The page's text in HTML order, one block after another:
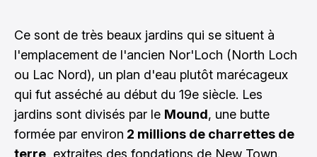
Ce sont de très beaux jardins qui se situent à
l'emplacement de l'ancien Nor'Loch (North Loch
ou Lac Nord), un plan d'eau plutôt marécageux
qui fut asséché au début du 19e siècle. Les
jardins sont divisés par le Mound, une butte
formée par environ 2 millions de charrettes de
terre, extraites des fondations de New Town.